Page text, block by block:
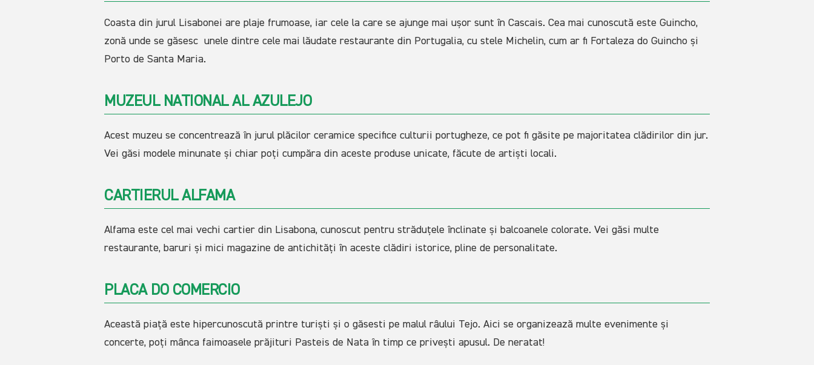
Coasta din jurul Lisabonei are plaje frumoase, iar cele la care se ajunge mai ușor sunt în Cascais. Cea mai cunoscută este Guincho,
zonă unde se găsesc unele dintre cele mai lăudate restaurante din Portugalia, cu stele Michelin, cum ar fi Fortaleza do Guincho și
Porto de Santa Maria.
MUZEUL NATIONAL AL AZULEJO
Acest muzeu se concentrează în jurul plăcilor ceramice specifice culturii portugheze, ce pot fi găsite pe majoritatea clădirilor din jur.
Vei găsi modele minunate și chiar poți cumpăra din aceste produse unicate, făcute de artiști locali.
CARTIERUL ALFAMA
Alfama este cel mai vechi cartier din Lisabona, cunoscut pentru străduțele înclinate și balcoanele colorate. Vei găsi multe
restaurante, baruri și mici magazine de antichități în aceste clădiri istorice, pline de personalitate.
PLACA DO COMERCIO
Această piață este hipercunoscută printre turiști și o găsesti pe malul râului Tejo. Aici se organizează multe evenimente și
concerte, poți mânca faimoasele prăjituri Pasteis de Nata în timp ce privești apusul. De neratat!